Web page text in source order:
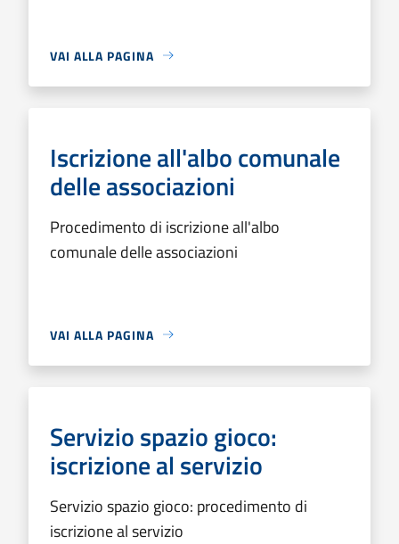
VAI ALLA PAGINA
Iscrizione all'albo comunale
delle associazioni
Procedimento di iscrizione all'albo
comunale delle associazioni
VAI ALLA PAGINA
Servizio spazio gioco:
iscrizione al servizio
Servizio spazio gioco: procedimento di
iscrizione al servizio